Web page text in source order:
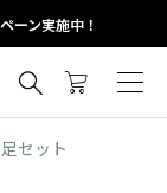
ーン実施中！

セット